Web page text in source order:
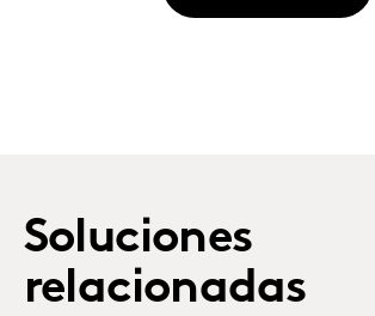
Soluciones
relacionadas